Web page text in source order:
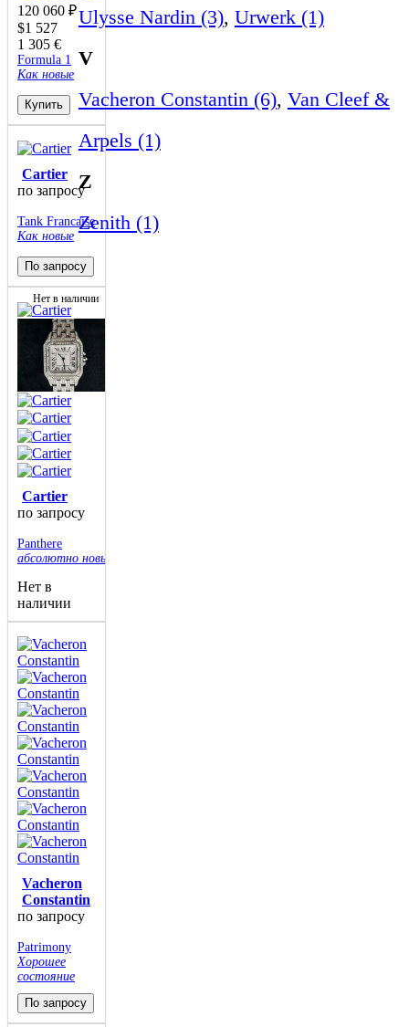
Ulysse Nardin (3), Urwerk (1)
V
Vacheron Constantin (6), Van Cleef &
Arpels (1)
Z
Zenith (1)
120 060 ₽
$1 527
1 305 €
Formula 1
Как новые
Купить
Cartier
по запросу
Tank Francaise
Как новые
По запросу
Нет в наличии
Cartier
по запросу
Panthere
абсолютно новые
Нет в
наличии
Vacheron
Constantin
по запросу
Patrimony
Хорошее
состояние
По запросу